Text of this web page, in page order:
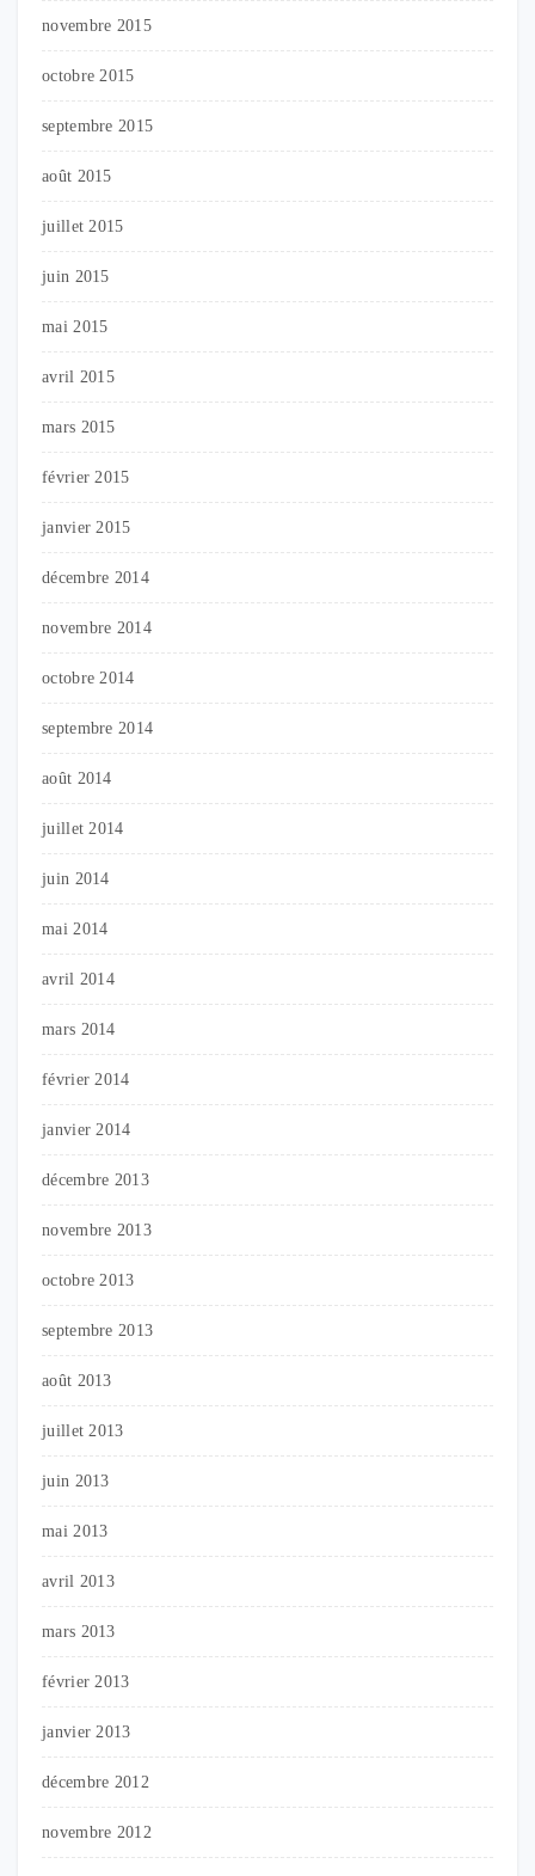
novembre 2015
octobre 2015
septembre 2015
août 2015
juillet 2015
juin 2015
mai 2015
avril 2015
mars 2015
février 2015
janvier 2015
décembre 2014
novembre 2014
octobre 2014
septembre 2014
août 2014
juillet 2014
juin 2014
mai 2014
avril 2014
mars 2014
février 2014
janvier 2014
décembre 2013
novembre 2013
octobre 2013
septembre 2013
août 2013
juillet 2013
juin 2013
mai 2013
avril 2013
mars 2013
février 2013
janvier 2013
décembre 2012
novembre 2012